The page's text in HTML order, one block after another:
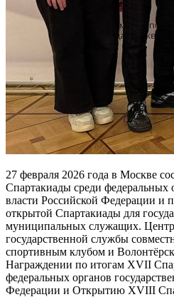
27 февраля 2026 года в Москве
Спартакиады среди федеральных
власти Российской Федерации и
открытой Спартакиады для
муниципальных служащих.
государственной службы
спортивным клубом и
Награждении по итогам XVII
федеральных органов
Федерации и Открытию XVIII